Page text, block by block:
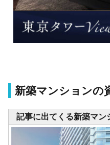
新築マンションの
記事に出てくる新築マン